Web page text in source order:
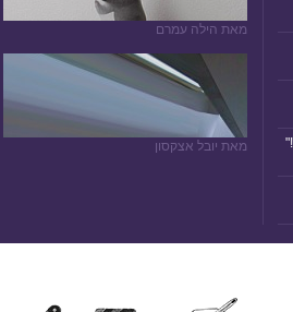
מאת הילה עמרם
מאת יובל אצקסון